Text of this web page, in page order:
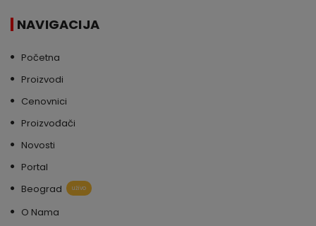
NAVIGACIJA
Početna
Proizvodi
Cenovnici
Proizvođači
Novosti
Portal
Beograd
uživo
O Nama